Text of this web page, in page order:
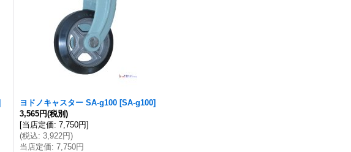
ヨドノキャスター SA-g100 [SA-g100]
3,565円(税別)
[当店定価: 7,750円]
(税込: 3,922円)
当店定価: 7,750円